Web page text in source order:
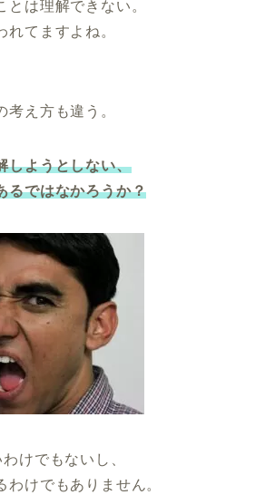
とは理解できない。
れてますよね。
考え方も違う。
しようとしない、
るではなかろうか？
けでもないし、
わけでもありません。